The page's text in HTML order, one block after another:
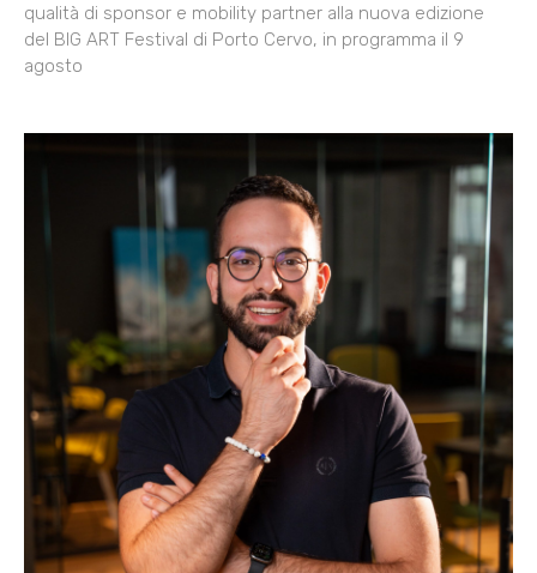
qualità di sponsor e mobility partner alla nuova edizione
del BIG ART Festival di Porto Cervo, in programma il 9
agosto